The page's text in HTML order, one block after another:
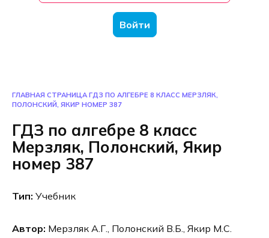
Войти
ГЛАВНАЯ СТРАНИЦА ГДЗ ПО АЛГЕБРЕ 8 КЛАСС МЕРЗЛЯК,
ПОЛОНСКИЙ, ЯКИР НОМЕР 387
ГДЗ по алгебре 8 класс
Мерзляк, Полонский, Якир
номер 387
Тип: Учебник
Автор: Мерзляк А.Г., Полонский В.Б., Якир М.С.